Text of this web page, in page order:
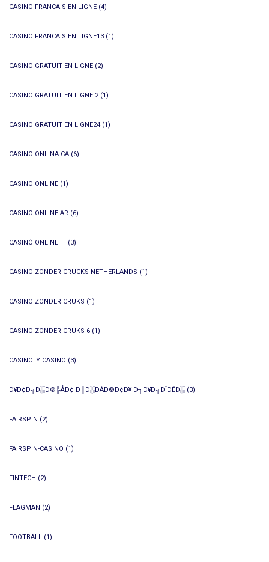
CASINO FRANCAIS EN LIGNE (4)
CASINO FRANCAIS EN LIGNE13 (1)
CASINO GRATUIT EN LIGNE (2)
CASINO GRATUIT EN LIGNE 2(1)
CASINO GRATUIT EN LIGNE24 (1)
CASINO ONLINA CA (6)
CASINO ONLINE (1)
CASINO ONLINE AR (6)
CASINÒ ONLINE IT (3)
CASINO ZONDER CRUCKS NETHERLANDS (1)
CASINO ZONDER CRUKS (1)
CASINO ZONDER CRUKS 6 (1)
CASINOLY CASINO (3)
Ð¥Ð¢Ð╗Ð░Ð©╠ÅÐ¢ Ð║Ð░ÐÀÐ©Ð¢Ð¥ Ð┐Ð¥Ð╗ÐÎÐÊÐ░ (3)
FAIRSPIN (2)
FAIRSPIN-CASINO (1)
FINTECH (2)
FLAGMAN (2)
FOOTBALL (1)